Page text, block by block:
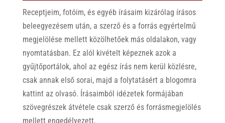
Receptjeim, fotóim, és egyéb írásaim kizárólag írásos
beleegyezésem után, a szerző és a forrás egyértelmű
megjelölése mellett közölhetőek más oldalakon, vagy
nyomtatásban. Ez alól kivételt képeznek azok a
gyűjtőportálok, ahol az egész írás nem kerül közlésre,
csak annak első sorai, majd a folytatásért a blogomra
kattint az olvasó. Írásaimból idézetek formájában
szövegrészek átvétele csak szerző és forrásmegjelölés
mellett engedélyezett.